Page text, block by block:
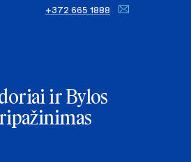
+372 665 1888
ir Bylos